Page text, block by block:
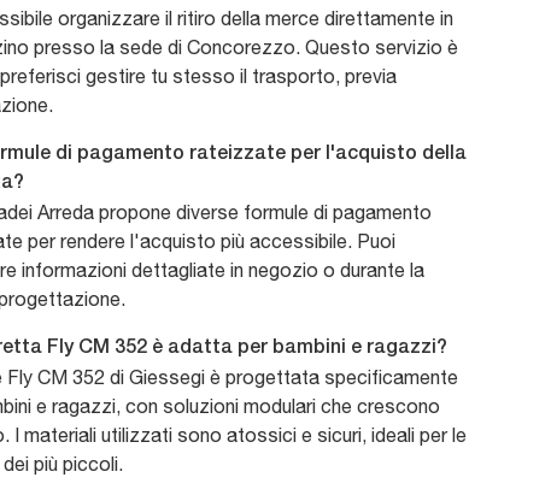
organizzare il ritiro della merce direttamente in
presso la sede di Concorezzo. Questo servizio è
gestire tu stesso il trasporto, previa
di pagamento rateizzate per l'acquisto della
Arreda propone diverse formule di pagamento
per rendere l'acquisto più accessibile. Puoi
informazioni dettagliate in negozio o durante la
Fly CM 352 è adatta per bambini e ragazzi?
Fly CM 352 di Giessegi è progettata specificamente
e ragazzi, con soluzioni modulari che crescono
I materiali utilizzati sono atossici e sicuri, ideali per le
più piccoli.